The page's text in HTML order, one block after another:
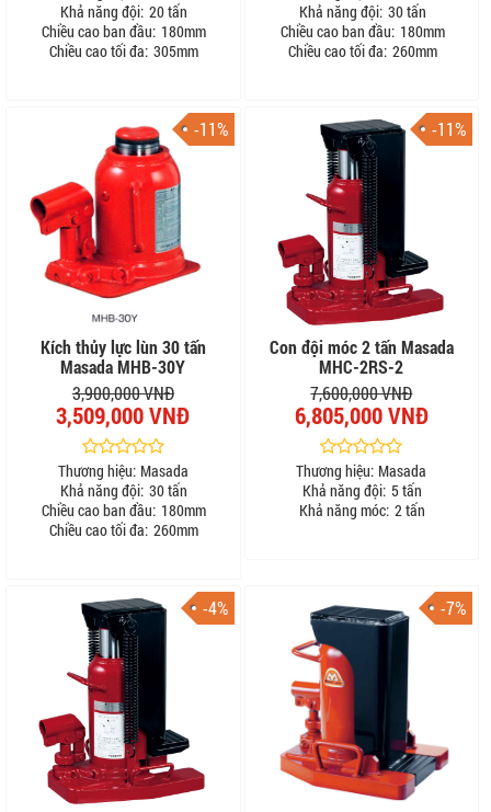
Khả năng đội: 20 tấn
Chiều cao ban đầu: 180mm
Chiều cao tối đa: 305mm
Khả năng đội: 30 tấn
Chiều cao ban đầu: 180mm
Chiều cao tối đa: 260mm
-11%
Kích thủy lực lùn 30 tấn
Masada MHB-30Y
3,900,000 VNĐ
3,509,000 VNĐ
Thương hiệu: Masada
Khả năng đội: 30 tấn
Chiều cao ban đầu: 180mm
Chiều cao tối đa: 260mm
-11%
Con đội móc 2 tấn Masada
MHC-2RS-2
7,600,000 VNĐ
6,805,000 VNĐ
Thương hiệu: Masada
Khả năng đội: 5 tấn
Khả năng móc: 2 tấn
-4% -7%